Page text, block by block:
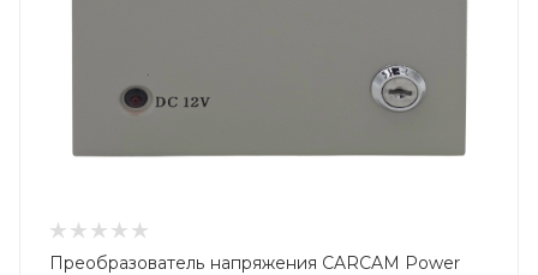
Преобразователь напряжения CARCAM Power